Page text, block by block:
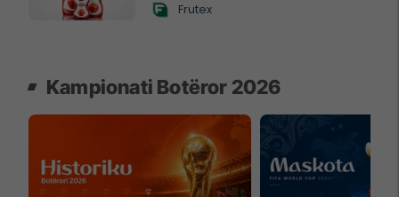
Frutex
Kampionati Botëror 2026